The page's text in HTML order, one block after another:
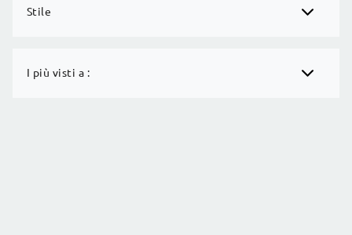
Stile
I più visti a :